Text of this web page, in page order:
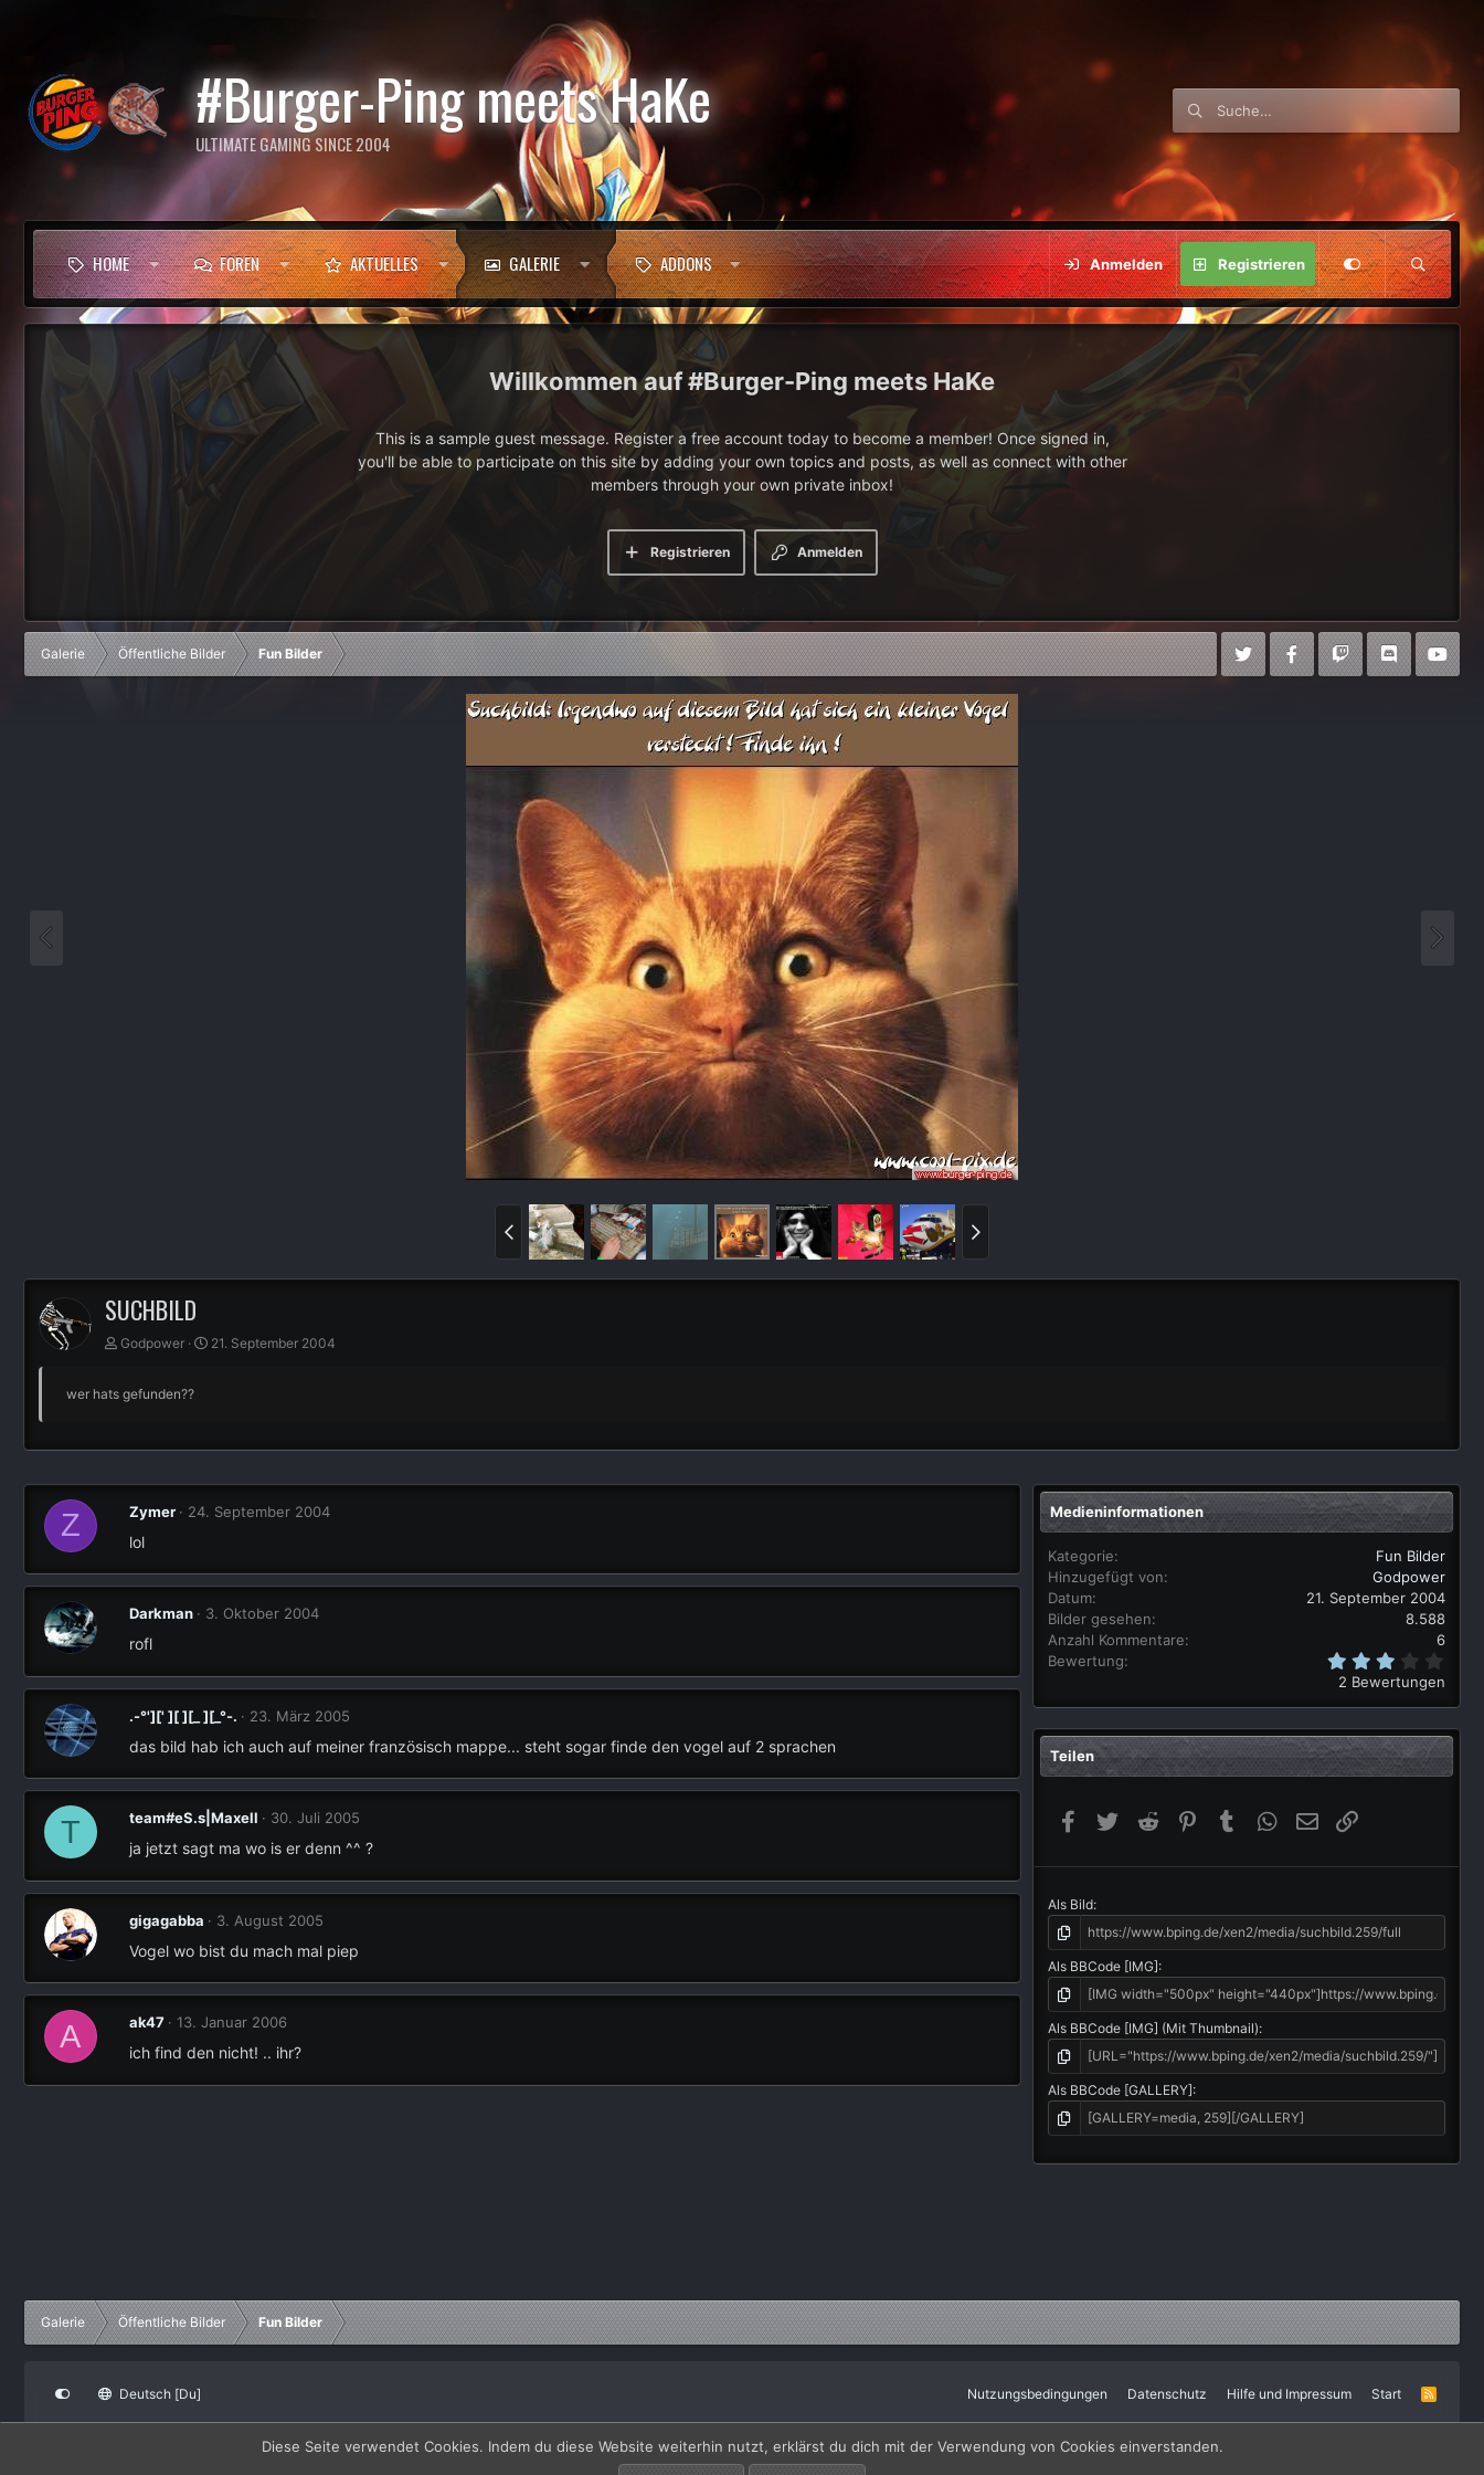
#Burger-Ping meets HaKe
ULTIMATE GAMING SINCE 2004
HOME FOREN AKTUELLES GALERIE ADDONS Anmelden Registrieren
#Burger-Ping meets HaKe
This is a sample guest message. Register a free account today to become a member! Once signed in,
you'll be able to participate on this site by adding your own topics and posts, as well as connect with other
members through your own private inbox!
Anmelden
Registrieren
Galerie Öffentliche Bilder Fun Bilder
SUCHBILD
Godpower 21. September 2004
wer hats gefunden??
Z Zymer 24. September 2004
lol
Darkman 3. Oktober 2004
rofl
.-°'][' ][ ][_ ][_°-. 23. März 2005
das bild hab ich auch auf meiner französisch mappe... steht sogar finde den vogel auf 2 sprachen
T team#eS.s|Maxell 30. Juli 2005
ja jetzt sagt ma wo is er denn ^^ ?
gigagabba 3. August 2005
Vogel wo bist du mach mal piep
A ak47 13. Januar 2006
ich find den nicht! .. ihr?
Medieninformationen
Kategorie
Fun Bilder
Hinzugefügt von
Godpower
Datum
21. September 2004
Bilder gesehen
8.588
Anzahl Kommentare
6
Bewertung
0
S
t
e
r
2 Bewertungen
Teilen
Facebook
Twitter Reddit PinterestTumblr WhatsApp
E-Mail
Als Bild
Als BBCode [IMG]
Als BBCode [IMG] (Mit Thumbnail)
Als BBCode [GALLERY]
Galerie Öffentliche Bilder Fun Bilder
Deutsch [Du] Nutzungsbedingungen Datenschutz Hilfe und Impressum Start
R
S
© Jason Axelrod of8WAYRUN
Diese Seite verwendet Cookies. Indem du diese Website weiterhin nutzt, erklärst du dich mit der Verwendung von Cookies einverstanden.